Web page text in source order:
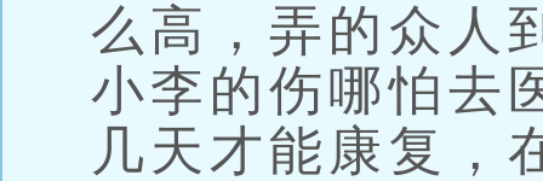
么高，弄的众人
小李的伤哪怕去
几天才能康复，